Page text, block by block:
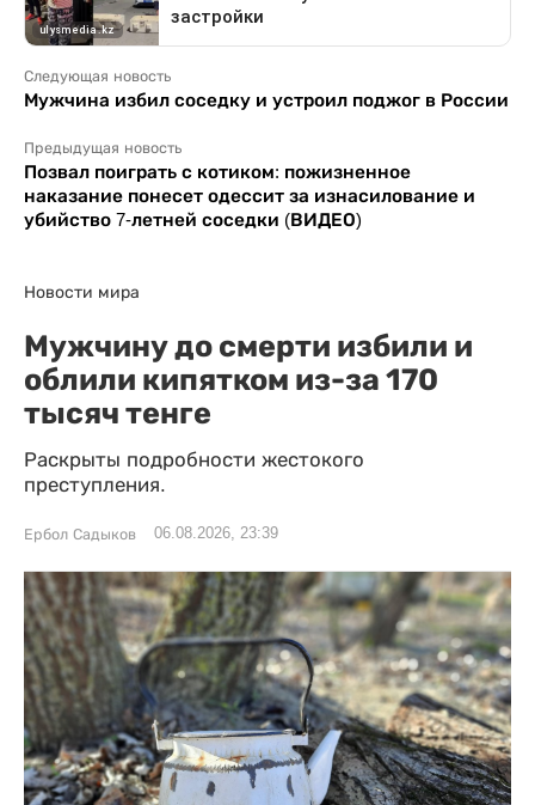
Следующая новость
Мужчина избил соседку и устроил поджог в России
Предыдущая новость
Позвал поиграть с котиком: пожизненное
наказание понесет одессит за изнасилование и
убийство 7-летней соседки (ВИДЕО)
Новости мира
Мужчину до смерти избили и
облили кипятком из-за 170
тысяч тенге
Раскрыты подробности жестокого
преступления.
Ербол Садыков 06.08.2026, 23:39